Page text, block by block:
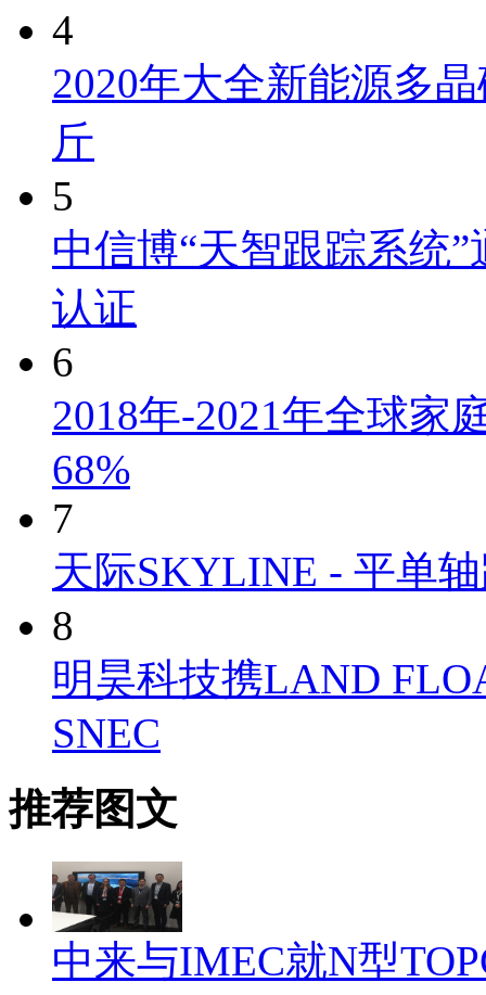
4
2020年大全新能源多
斤
5
中信博“天智跟踪系统
认证
6
2018年-2021年全球家
68%
7
天际SKYLINE - 平单
8
明昊科技携LAND
SNEC
推荐图文
中来与IMEC就N型